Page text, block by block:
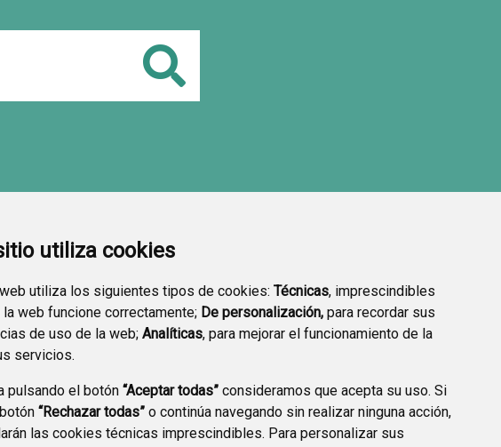
utiliza cookies
utiliza los siguientes tipos de cookies: Técnicas, imprescindibles
la web funcione correctamente; De personalización, para recordar sus
de uso de la web; Analíticas, para mejorar el funcionamiento de la
servicios.
pulsando el botón “Aceptar todas” consideramos que acepta su uso. Si
“Rechazar todas” o continúa navegando sin realizar ninguna acción,
las cookies técnicas imprescindibles. Para personalizar sus
Buscar